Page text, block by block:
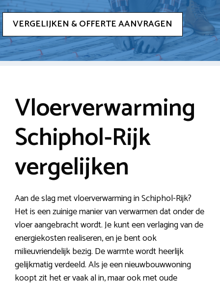
VERGELIJKEN & OFFERTE AANVRAGEN
Vloerverwarming
Schiphol-Rijk
vergelijken
Aan de slag met vloerverwarming in Schiphol-Rijk?
Het is een zuinige manier van verwarmen dat onder de
vloer aangebracht wordt. Je kunt een verlaging van de
energiekosten realiseren, en je bent ook
milieuvriendelijk bezig. De warmte wordt heerlijk
gelijkmatig verdeeld. Als je een nieuwbouwwoning
koopt zit het er vaak al in, maar ook met oude